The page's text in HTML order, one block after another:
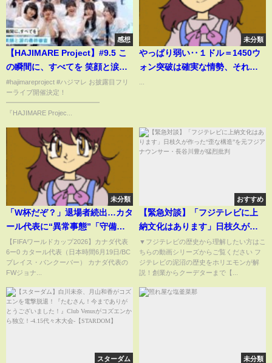
感想
【HAJIMARE Project】#9.5 こ
の瞬間に、すべてを 笑顔と涙の
最終審査
#hajimareproject #ハジマレ お披露目フリ
ーライブ開催決定！
━━━━━━━━━━━━━━
『HAJIMARE Projec...
未分類
やっぱり弱い‥１ドル＝1450ウ
ォン突破は確実な情勢、それ以
未分類
「W杯だぞ？」退場者続出…カタ
ール代表に“異常事態”「守備ズ
タボロやん」「点差離れてボロ
ボロ」カナダ代表FW、DFごとゴ
ールに叩き込む一撃(ABEMA
【FIFAワールドカップ2026】カナダ代表
6ー0 カタール代表（日本時間6月19日/BC
プレイス・バンクーバー） カナダ代表の
FWジョナ...
おすすめ
【緊急対談】「フジテレビに上
納文化はあります」日枝久が作
った“歪な構造”を元フジアナウ
ンサー・長谷川豊が猛烈批判
▼フジテレビの歴史から理解したい方はこ
ちらの動画シリーズからご覧ください フ
ジテレビの泥沼の歴史をホリエモンが解
説！創業からクーデターまで【...
スターダム 未分類